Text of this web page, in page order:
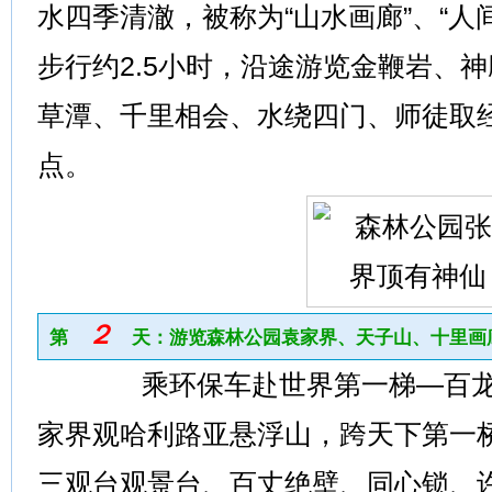
水四季清澈，被称为“山水画廊”、“
步行约2.5小时，沿途游览金鞭岩、
草潭、千里相会、水绕四门、师徒取
点。
第 ２ 天：游览森林公园袁家界、天子山、十里画
乘环保车赴世界第一梯—百龙
家界观哈利路亚悬浮山，跨天下第一
三观台观景台、百丈绝壁、同心锁、